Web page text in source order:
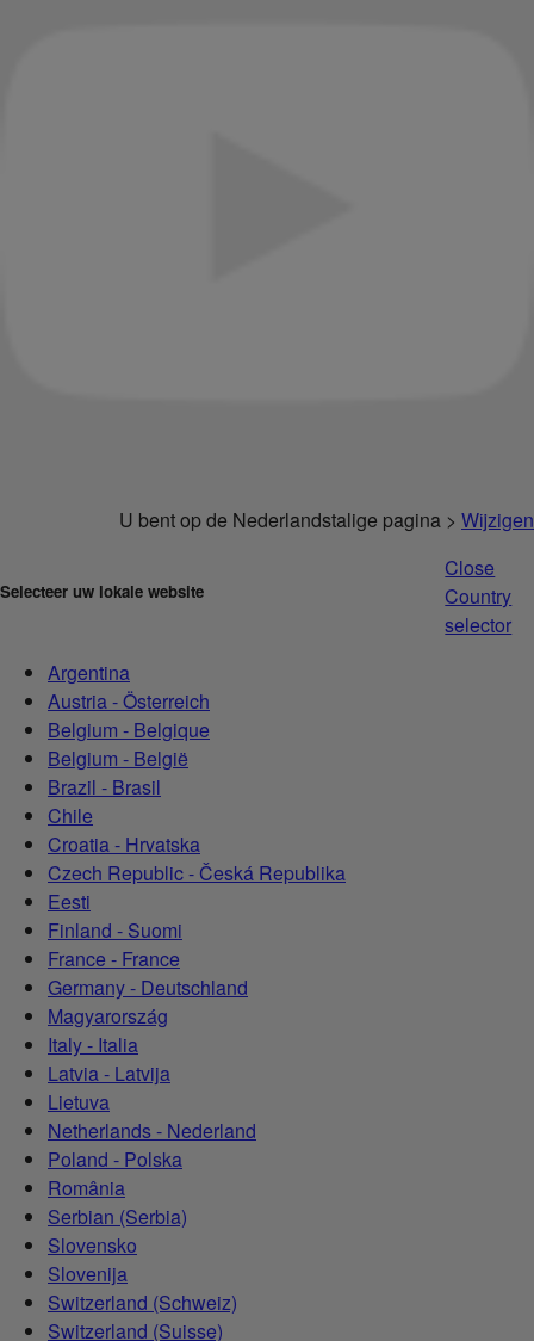
U bent op de Nederlandstalige pagina > Wijzigen
Selecteer uw lokale website
Close
Country
selector
Argentina
Austria - Österreich
Belgium - Belgique
Belgium - België
Brazil - Brasil
Chile
Croatia - Hrvatska
Czech Republic - Česká Republika
Eesti
Finland - Suomi
France - France
Germany - Deutschland
Magyarország
Italy - Italia
Latvia - Latvija
Lietuva
Netherlands - Nederland
Poland - Polska
România
Serbian (Serbia)
Slovensko
Slovenija
Switzerland (Schweiz)
Switzerland (Suisse)